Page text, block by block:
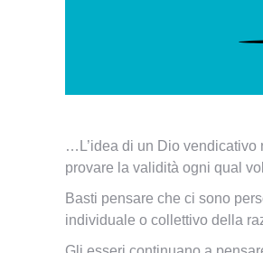
…L’idea di un Dio vendicativo
provare la validità ogni qual
Basti pensare che ci sono
individuale o collettivo della